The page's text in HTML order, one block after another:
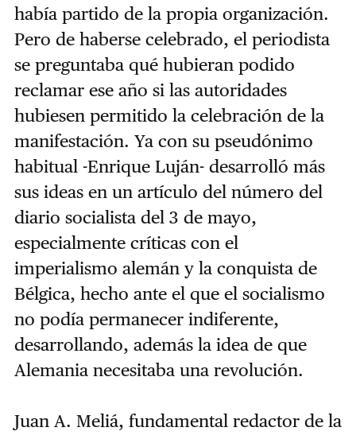
había partido de la propia organización.
Pero de haberse celebrado, el periodista
se preguntaba qué hubieran podido
reclamar ese año si las autoridades
hubiesen permitido la celebración de la
manifestación. Ya con su pseudónimo
habitual -Enrique Luján- desarrolló más
sus ideas en un artículo del número del
diario socialista del 3 de mayo,
especialmente críticas con el
imperialismo alemán y la conquista de
Bélgica, hecho ante el que el socialismo
no podía permanecer indiferente,
desarrollando, además la idea de que
Alemania necesitaba una revolución.
Juan A. Meliá, fundamental redactor de la